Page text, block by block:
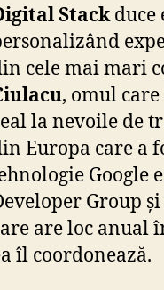
Stackduce
cele mai mari
, omul
la nevoile de
Europa care a
Google
Group
are loc anual
îl coordonează.